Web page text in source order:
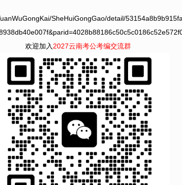
SheHuiGongGao/detail/
欢迎加入2027云南考公考编交流群